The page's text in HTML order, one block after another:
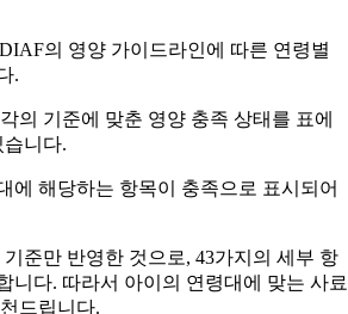
의 영양 가이드라인에 따른 연령별
.
의 기준에 맞춘 영양 충족 상태를 표에
니다.
에 해당하는 항목이 충족으로 표시되어
준만 반영한 것으로, 43가지의 세부 항
니다. 따라서 아이의 연령대에 맞는 사료
드립니다.